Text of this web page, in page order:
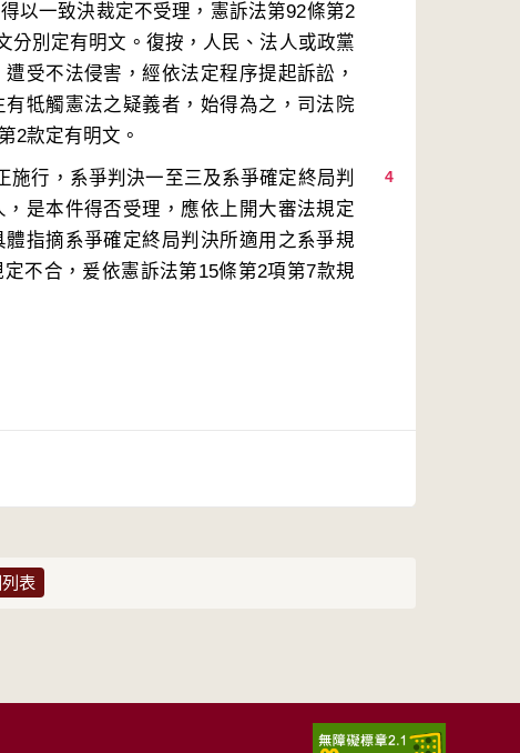
以一致決裁定不受理，憲訴法第92條第2
分別定有明文。復按，人民、法人或政黨
受不法侵害，經依法定程序提起訴訟，
牴觸憲法之疑義者，始得為之，司法院
4
行，系爭判決一至三及系爭確定終局判
是本件得否受理，應依上開大審法規定
指摘系爭確定終局判決所適用之系爭規
不合，爰依憲訴法第15條第2項第7款規
列表